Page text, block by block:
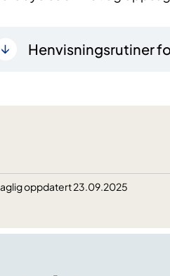
Henvisningsrutiner
oppdatert 23.09.2025